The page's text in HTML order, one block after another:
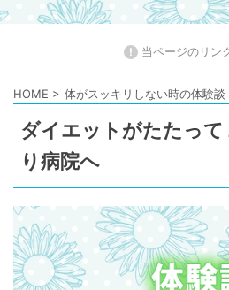
! 当ページのリン
HOME > 体がスッキリしない時の体験談
ダイエットがたたっ
り病院へ